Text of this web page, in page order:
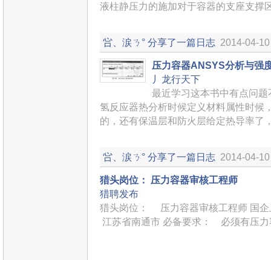
液柱静压力的施加对于容器的支座支撑
吢、涙ㄋ° 分享了一篇日志 2014-04-
压力容器ANSYS分析与强
丿龙行天下
最近学习这本书中有点问
氢反应器热分析时候定义材料属性时候
的，还有保温层和防火层给定热导率了
吢、涙ㄋ° 分享了一篇日志 2014-04-
猎头岗位： 压力容器审核工程师
猎聘发布
猎头岗位： 压力容器审核工程师 国
江苏省南通市 必备要求： 必须有压力